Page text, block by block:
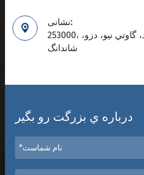

نشانی:
253000، خيابون پنجم چونگد، گاوتي نيو، دزو،
شاندانگ
درباره ي بزرگت رو بگير